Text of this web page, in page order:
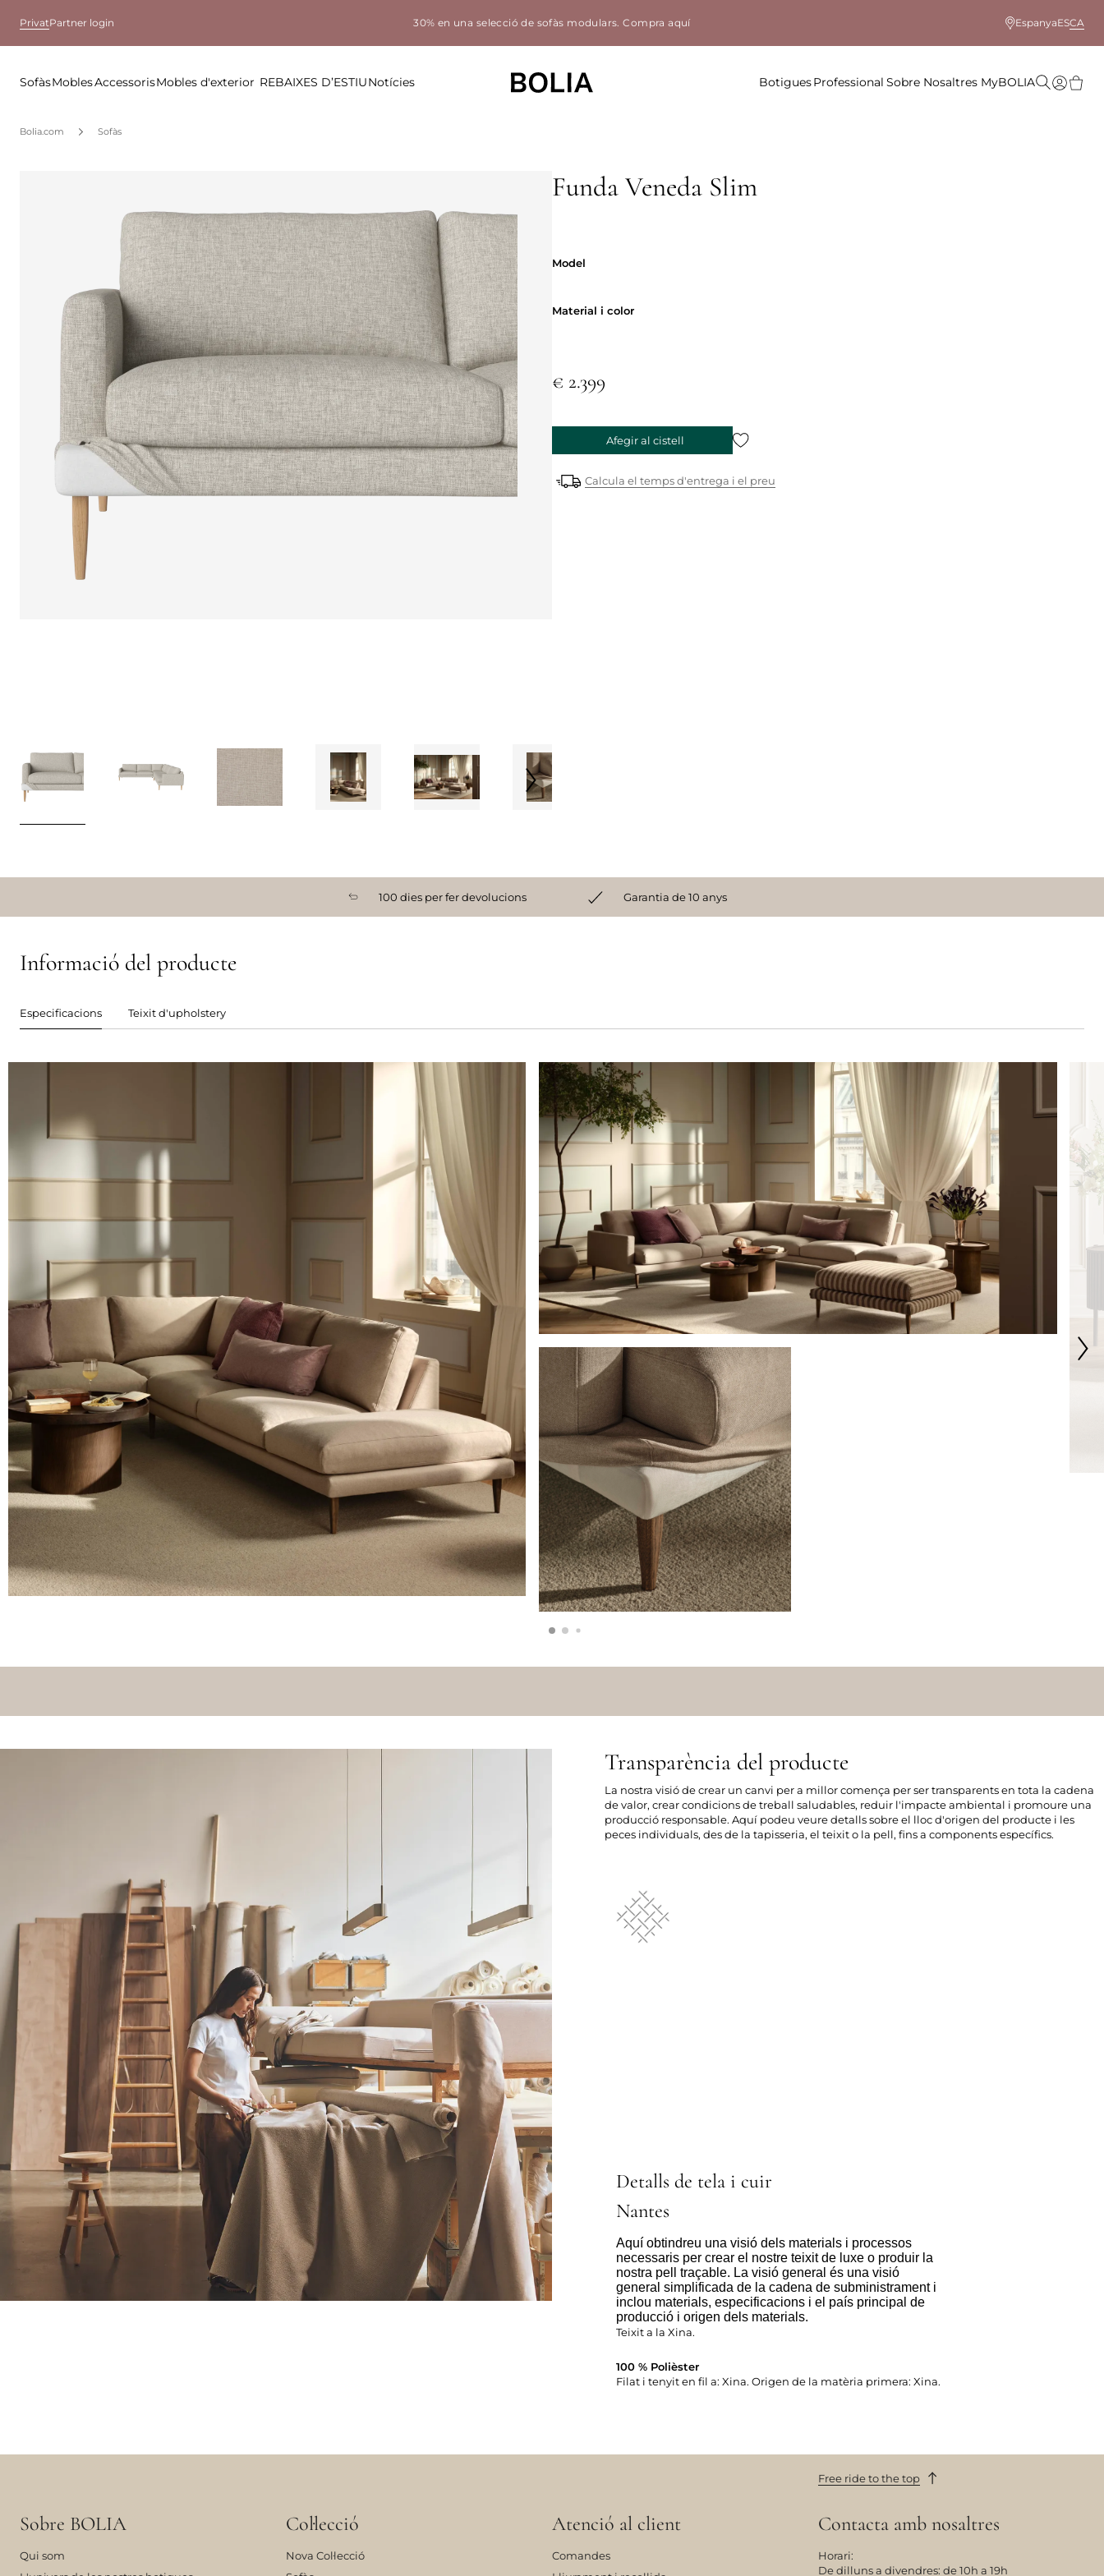
PrivatPartner login 30% en una selecció de sofàs modulars.Compra aquí EspanyaESCA
SofàsMoblesAccessorisMobles d'exterior REBAIXES D’ESTIUNotícies BotiguesProfessional Sobre Nosaltres MyBOLIA
Bolia.com Sofàs
Funda Veneda Slim
Model
Material i color
€ 2.399
Afegir al cistell
Calcula el temps d'entrega i el preu
100 dies per fer devolucions Garantia de 10 anys
Informació del producte
Especificacions Teixit d'upholstery
Transparència del producte
La nostra visió de crear un canvi per a millor comença per ser transparents en tota la cadena
de valor, crear condicions de treball saludables, reduir l'impacte ambiental i promoure una
producció responsable. Aquí podeu veure detalls sobre el lloc d'origen del producte i les
peces individuals, des de la tapisseria, el teixit o la pell, fins a components específics.
Detalls de tela i cuir
Nantes
Aquí obtindreu una visió dels materials i processos
necessaris per crear el nostre teixit de luxe o produir la
nostra pell traçable. La visió general és una visió
general simplificada de la cadena de subministrament i
inclou materials, especificacions i el país principal de
producció i origen dels materials.
Teixit a la Xina.
100 % Polièster
Filat i tenyit en fil a: Xina. Origen de la matèria primera: Xina.
Free ride to the top
Sobre BOLIA
Qui som
Col·lecció
Nova Col·lecció
Atenció al client
Comandes
Contacta amb nosaltres
Horari:
De dilluns a divendres: de 10h a 19h